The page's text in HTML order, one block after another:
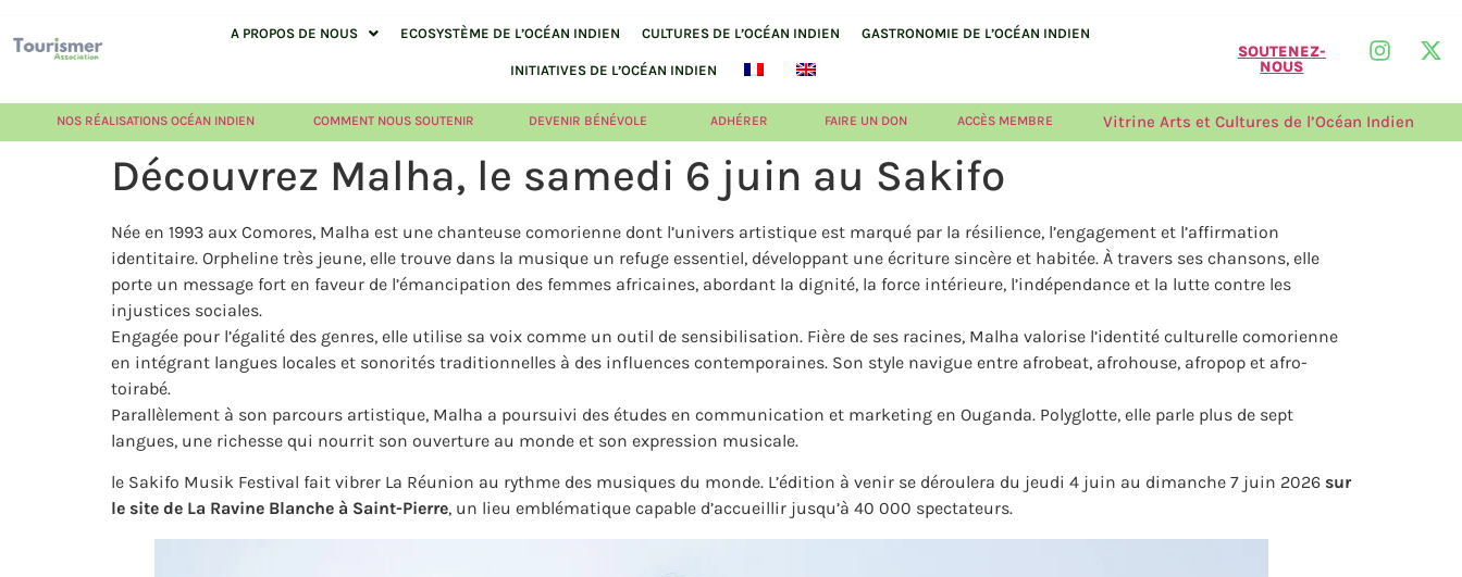
A PROPOS DE NOUS ECOSYSTÈME DE L’OCÉAN INDIEN CULTURES DE L’OCÉAN INDIEN GASTRONOMIE DE L’OCÉAN INDIEN
INITIATIVES DE L’OCÉAN INDIEN
SOUTENEZ-
NOUS
NOS RÉALISATIONS OCÉAN INDIEN COMMENT NOUS SOUTENIR DEVENIR BÉNÉVOLE ADHÉRER FAIRE UN DON ACCÈS MEMBRE Vitrine Arts et Cultures de l’Océan Indien
Découvrez Malha, le samedi 6 juin au Sakifo
Née en 1993 aux Comores, Malha est une chanteuse comorienne dont l’univers artistique est marqué par la résilience, l’engagement et l’affirmation
identitaire. Orpheline très jeune, elle trouve dans la musique un refuge essentiel, développant une écriture sincère et habitée. À travers ses chansons, elle
porte un message fort en faveur de l’émancipation des femmes africaines, abordant la dignité, la force intérieure, l’indépendance et la lutte contre les
injustices sociales.
Engagée pour l’égalité des genres, elle utilise sa voix comme un outil de sensibilisation. Fière de ses racines, Malha valorise l’identité culturelle comorienne
en intégrant langues locales et sonorités traditionnelles à des influences contemporaines. Son style navigue entre afrobeat, afrohouse, afropop et afro-
toirabé.
Parallèlement à son parcours artistique, Malha a poursuivi des études en communication et marketing en Ouganda. Polyglotte, elle parle plus de sept
langues, une richesse qui nourrit son ouverture au monde et son expression musicale.
le Sakifo Musik Festival fait vibrer La Réunion au rythme des musiques du monde. L’édition à venir se déroulera du jeudi 4 juin au dimanche 7 juin 2026 sur
le site de La Ravine Blanche à Saint-Pierre, un lieu emblématique capable d’accueillir jusqu’à 40 000 spectateurs.